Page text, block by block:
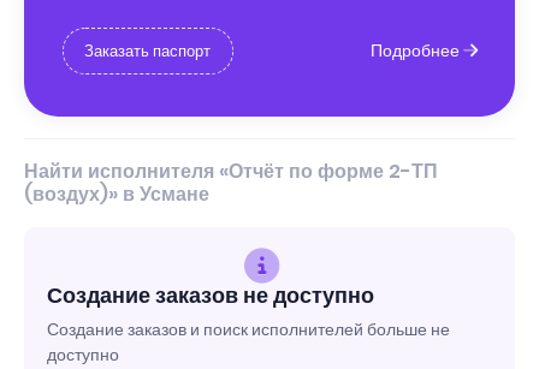
Заказать паспорт Подробнее
Найти исполнителя «Отчёт по форме 2-ТП
(воздух)» в Усмане
Создание заказов не доступно
Создание заказов и поиск исполнителей больше не
доступно